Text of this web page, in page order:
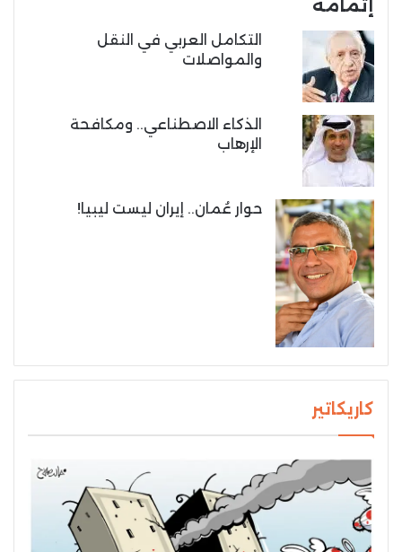
إتمامه
التكامل العربي في النقل
والمواصلات
الذكاء الاصطناعي.. ومكافحة
الإرهاب
حوار عُمان.. إيران ليست ليبيا!
كاريكاتير